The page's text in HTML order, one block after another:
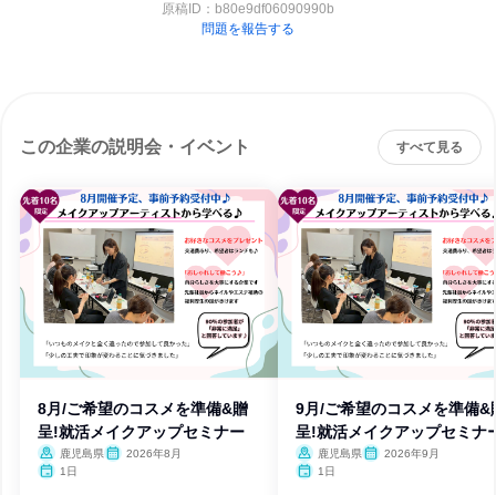
原稿ID： b80e9df06090990b
問題を報告する
この企業の説明会・イベント すべて見る
8月/ご希望のコスメを準備&贈
呈!就活メイクアップセミナー
鹿児島県
2026年8月
1日
9月/ご希望のコスメを準備&
呈!就活メイクアップセミナ
鹿児島県
2026年9月
1日